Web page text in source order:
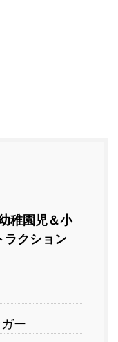
稚園児＆小
ラクション
ー